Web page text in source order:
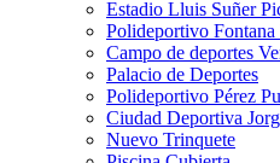
Estadio Lluis Suñer
Polideportivo
Campo de deportes
Palacio de Deportes
Polideportivo Pérez
Ciudad Deportiva
Nuevo Trinquete